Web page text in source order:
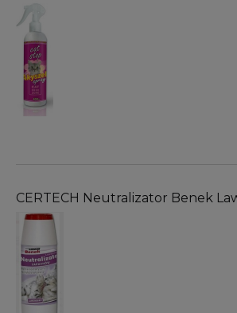
CERTECH Neutralizator Benek